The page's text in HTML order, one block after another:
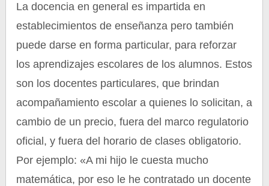
La docencia en general es impartida en
establecimientos de enseñanza pero también
puede darse en forma particular, para reforzar
los aprendizajes escolares de los alumnos. Estos
son los docentes particulares, que brindan
acompañamiento escolar a quienes lo solicitan, a
cambio de un precio, fuera del marco regulatorio
oficial, y fuera del horario de clases obligatorio.
Por ejemplo: «A mi hijo le cuesta mucho
matemática, por eso le he contratado un docente